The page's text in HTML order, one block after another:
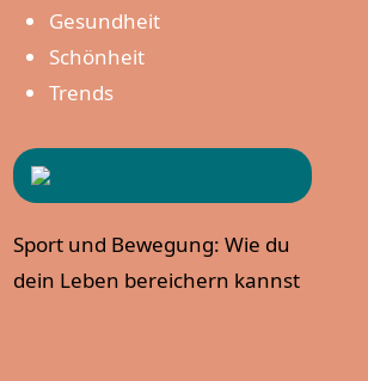
Gesundheit
Schönheit
Trends
Sport und Bewegung: Wie du
dein Leben bereichern kannst